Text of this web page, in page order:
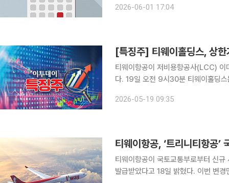
2026-06-01 17:04
[특징주] 티웨이홀딩스, 상
티웨이항공이 저비용항공사(LCC) 이
다. 19일 오전 9시30분 티웨이홀딩스는 전 거래일 대비 29.96% 오른 308원에 거래 중이다. 전
밝혔다. 이번 사명 변경은 티웨이
2026-05-19 09:35
티웨이항공, ‘트리니티항공
티웨이항공이 국토교통부로부터 신
발급받았다고 18일 밝혔다. 이번 변경면허 발급은 3월 정기주주총회를 통해 사명 변경이 의결된 이